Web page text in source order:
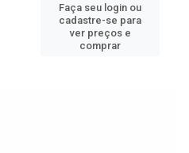
Faça seu login ou
cadastre-se para
ver preços e
comprar